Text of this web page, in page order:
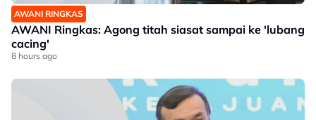
AWANI RINGKAS
AWANI Ringkas: Agong titah siasat sampai ke 'lubang
cacing'
8 hours ago